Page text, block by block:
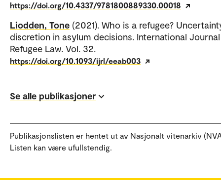
https://doi.org/10.4337/9781800889330.00018
Liodden, Tone (2021). Who is a refugee?
discretion in asylum decisions. International
Refugee Law. Vol. 32.
https://doi.org/10.1093/ijrl/eeab003
Se alle publikasjoner
Publikasjonslisten er hentet ut av Nasjonalt vitenarkiv
Listen kan være ufullstendig.